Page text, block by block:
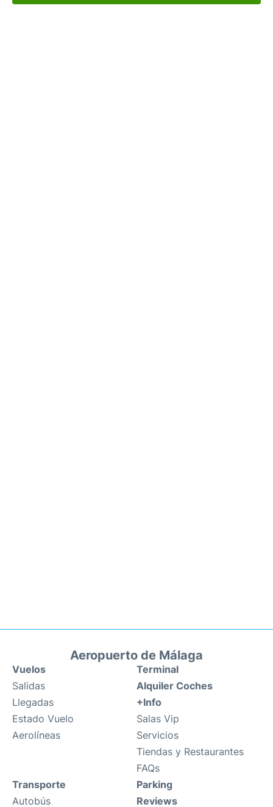
Aeropuerto de Málaga
Vuelos
Salidas
Llegadas
Estado Vuelo
Aerolíneas
Terminal
Alquiler Coches
+Info
Salas Vip
Servicios
Tiendas y Restaurantes
FAQs
Transporte
Autobús
Parking
Reviews